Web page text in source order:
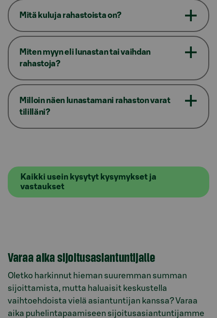
Mitä kuluja rahastoista on?
Miten myyn eli lunastan tai vaihdan
rahastoja?
Milloin näen lunastamani rahaston varat
tililläni?
Kaikki usein kysytyt kysymykset ja
vastaukset
Varaa aika sijoitusasiantuntijalle
Oletko harkinnut hieman suuremman summan
sijoittamista, mutta haluaisit keskustella
vaihtoehdoista vielä asiantuntijan kanssa? Varaa
aika puhelintapaamiseen sijoitusasiantuntijamme